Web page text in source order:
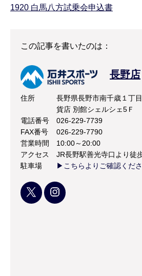
1920 白馬八方試乗会申込書
この記事を書いたのは：
長野店
住所
長野県長野市南千歳１丁
貨店 別館シェルシェ5Ｆ
電話番号
026-229-7739
FAX番号
026-229-7790
営業時間
10:00～20:00
アクセス
JR長野駅善光寺口より徒
駐車場
▶こちらよりご確認くだ